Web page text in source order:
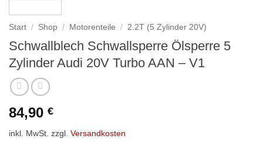
Start / Shop / Motorenteile / 2.2T (5 Zylinder 20V)
Schwallblech Schwallsperre Ölsperre 5
Zylinder Audi 20V Turbo AAN – V1
84,90 €
inkl. MwSt. zzgl. Versandkosten